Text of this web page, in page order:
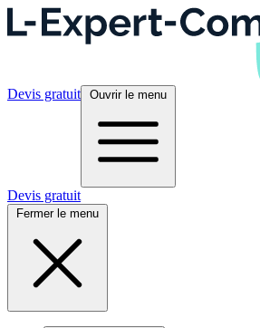
Devis gratuit Ouvrir le menu
Devis gratuit
Fermer le menu